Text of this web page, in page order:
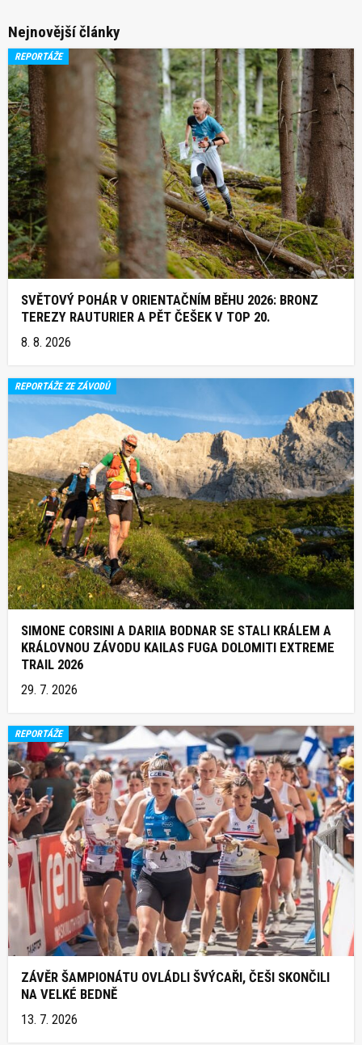
Nejnovější články
REPORTÁŽE
SVĚTOVÝ POHÁR V ORIENTAČNÍM BĚHU 2026: BRONZ
TEREZY RAUTURIER A PĚT ČEŠEK V TOP 20.
8. 8. 2026
REPORTÁŽE ZE ZÁVODŮ
SIMONE CORSINI A DARIIA BODNAR SE STALI KRÁLEM A
KRÁLOVNOU ZÁVODU KAILAS FUGA DOLOMITI EXTREME
TRAIL 2026
29. 7. 2026
REPORTÁŽE
ZÁVĚR ŠAMPIONÁTU OVLÁDLI ŠVÝCAŘI, ČEŠI SKONČILI
NA VELKÉ BEDNĚ
13. 7. 2026